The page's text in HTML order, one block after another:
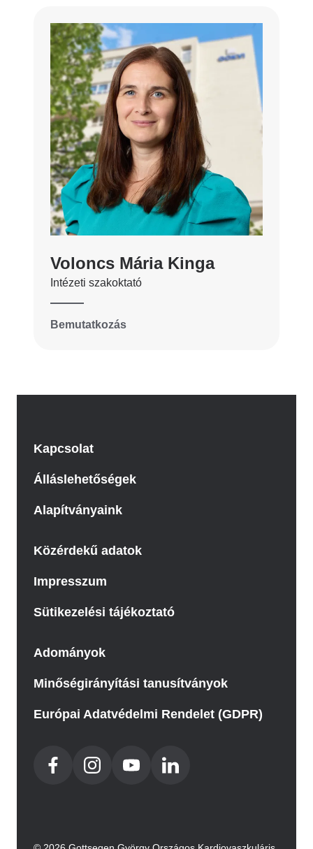
Voloncs Mária Kinga
Intézeti szakoktató
Bemutatkozás
Kapcsolat
Álláslehetőségek
Alapítványaink
Közérdekű adatok
Impresszum
Sütikezelési tájékoztató
Adományok
Minőségirányítási tanusítványok
Európai Adatvédelmi Rendelet (GDPR)